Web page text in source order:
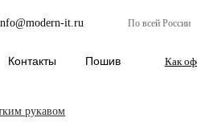
it.ru По всей России
Контакты Пошив Как
рукавом